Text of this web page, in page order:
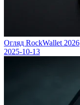
Огляд RockWallet 2026
2025-10-13